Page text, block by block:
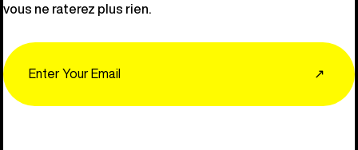
vous ne raterez plus rien.
↗